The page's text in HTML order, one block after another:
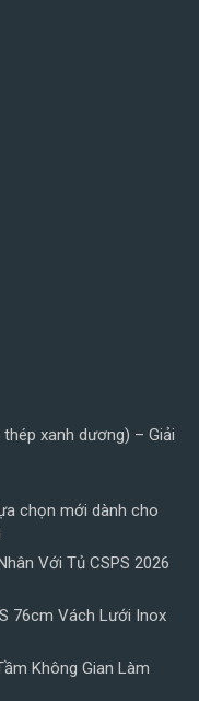
xanh dương) – Giải
chọn mới dành cho
Với Tủ CSPS 2026
76cm Vách Lưới Inox
Không Gian Làm